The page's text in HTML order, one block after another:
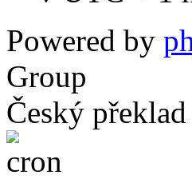
Powered by
Group
Český